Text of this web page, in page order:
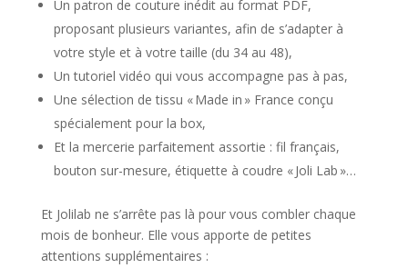
Un patron de couture inédit au format PDF,
proposant plusieurs variantes, afin de s’adapter à
votre style et à votre taille (du 34 au 48),
Un tutoriel vidéo qui vous accompagne pas à pas,
Une sélection de tissu « Made in » France conçu
spécialement pour la box,
Et la mercerie parfaitement assortie : fil français,
bouton sur-mesure, étiquette à coudre « Joli Lab »…
Et Jolilab ne s’arrête pas là pour vous combler chaque
mois de bonheur. Elle vous apporte de petites
attentions supplémentaires :